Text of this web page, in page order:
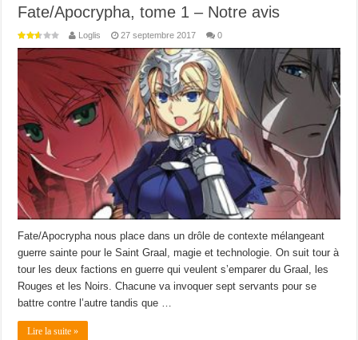
Fate/Apocrypha, tome 1 – Notre avis
Loglis 27 septembre 2017 0
Fate/Apocrypha nous place dans un drôle de contexte mélangeant
guerre sainte pour le Saint Graal, magie et technologie. On suit tour à
tour les deux factions en guerre qui veulent s’emparer du Graal, les
Rouges et les Noirs. Chacune va invoquer sept servants pour se
battre contre l’autre tandis que …
Lire la suite »